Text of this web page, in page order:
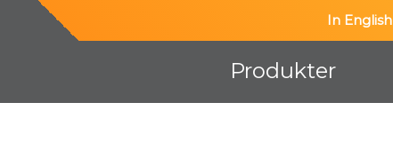
In English
Produkter